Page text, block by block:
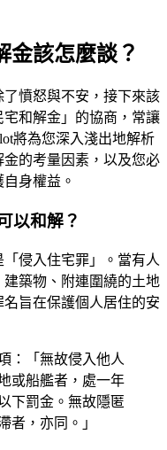
金該怎麼談？
憤怒與不安，接下來該
和解金」的協商，常讓
將為您深入淺出地解析
的考量因素，以及您必
身權益。
以和解？
侵入住宅罪」。當有人
築物、附連圍繞的土地
旨在保護個人居住的安
：「無故侵入他人
或船艦者，處一年
下罰金。無故隱匿
者，亦同。」